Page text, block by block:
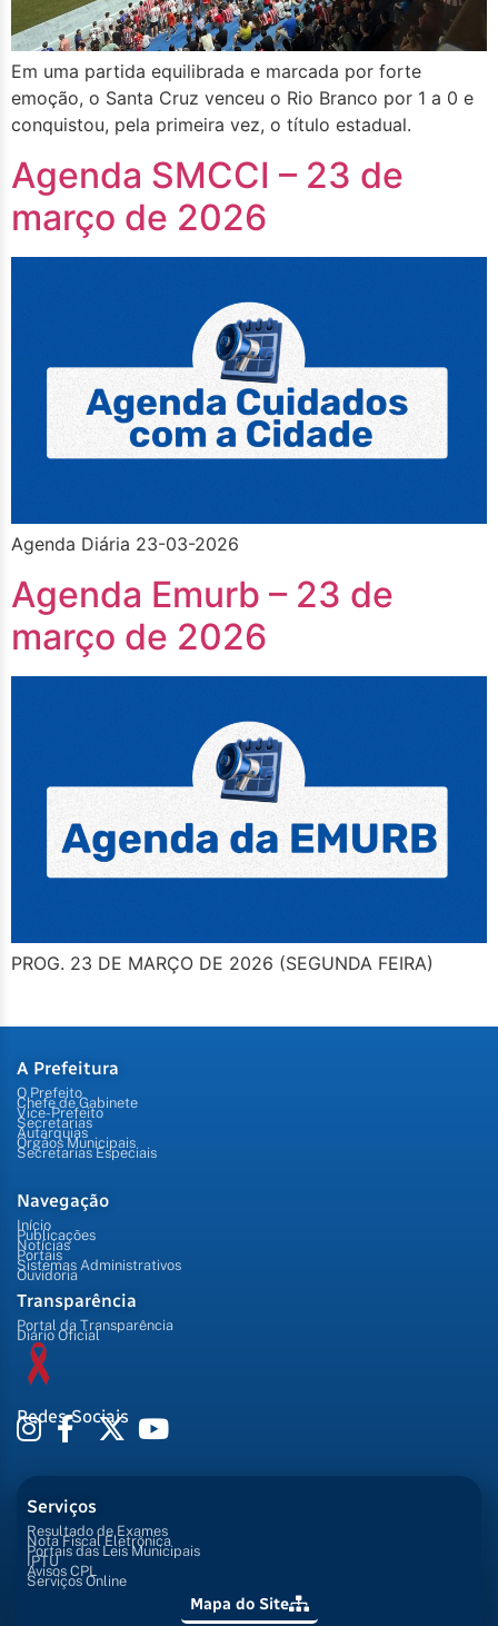
Em uma partida equilibrada e marcada por forte
emoção, o Santa Cruz venceu o Rio Branco por 1 a 0 e
conquistou, pela primeira vez, o título estadual.
Agenda SMCCI – 23 de
março de 2026
Agenda Diária 23-03-2026
Agenda Emurb – 23 de
março de 2026
PROG. 23 DE MARÇO DE 2026 (SEGUNDA FEIRA)
A Prefeitura
O Prefeito
Chefe de Gabinete
Vice-Prefeito
Secretarias
Autarquias
Órgãos Municipais
Secretarias Especiais
Navegação
Início
Publicações
Notícias
Portais
Sistemas Administrativos
Ouvidoria
Transparência
Portal da Transparência
Diário Oficial
Redes Sociais
Serviços
Resultado de Exames
Nota Fiscal Eletrônica
Portais das Leis Municipais
IPTU
Avisos CPL
Serviços Online
Mapa do Site